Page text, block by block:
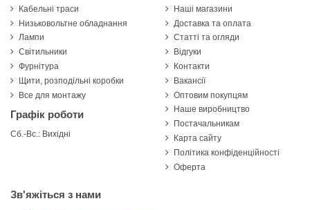
Кабельні траси
Низьковольтне обладнання
Лампи
Світильники
Фурнітура
Щити, розподільні коробки
Все для монтажу
Графік роботи
Сб.-Вс.: Вихідні
Наші магазини
Доставка та оплата
Статті та огляди
Відгуки
Контакти
Вакансії
Оптовим покупцям
Наше виробництво
Постачальникам
Карта сайту
Політика конфіденційності
Оферта
Зв'яжіться з нами